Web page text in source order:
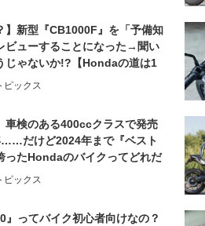
】新型『CB1000F』を「予備知
ビューすることになった→聞い
じゃないか!?【Hondaの道は1
ず／CB1000F ①第一印象 編】
ピックス
車検のある400ccクラスで発売
だけど2024年まで『ベスト
ったHondaのバイクってどれだ
ピックス
』ってバイク初心者向けなの？